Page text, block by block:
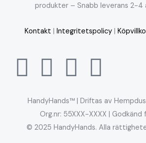
produkter – Snabb leverans 2-4
Kontakt Integritetspolicy
HandyHands™ | Driftas av
Org.nr: 55XXX-XXXX |
© 2025 HandyHands. Alla